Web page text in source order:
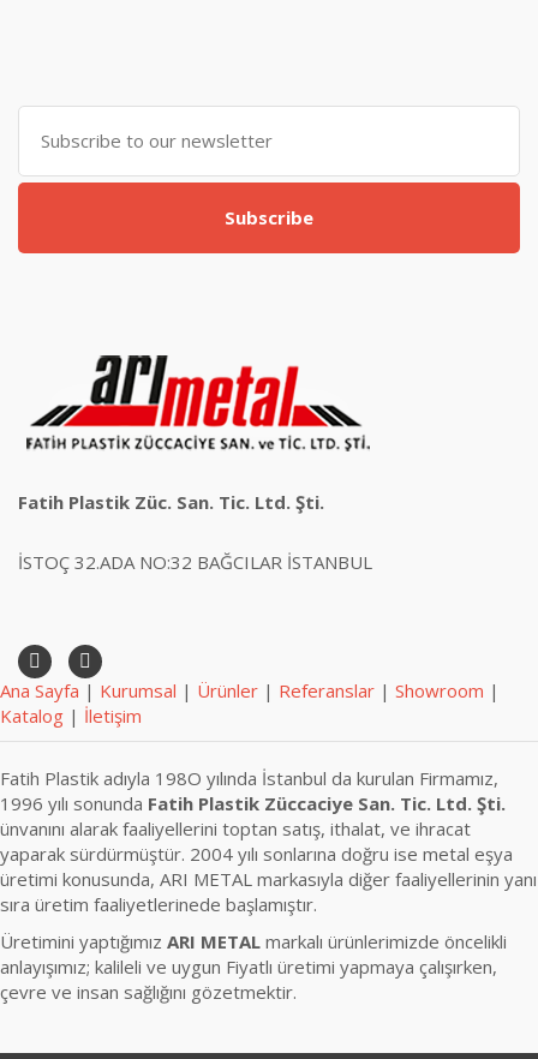
Subscribe
Fatih Plastik Züc. San. Tic. Ltd. Şti.
İSTOÇ 32.ADA NO:32 BAĞCILAR İSTANBUL
Ana Sayfa | Kurumsal | Ürünler | Referanslar | Showroom |
Katalog | İletişim
Fatih Plastik adıyla 198O yılında İstanbul da kurulan Firmamız,
1996 yılı sonunda Fatih Plastik Züccaciye San. Tic. Ltd. Şti.
ünvanını alarak faaliyellerini toptan satış, ithalat, ve ihracat
yaparak sürdürmüştür. 2004 yılı sonlarına doğru ise metal eşya
üretimi konusunda, ARI METAL markasıyla diğer faaliyellerinin yanı
sıra üretim faaliyetlerinede başlamıştır.
Üretimini yaptığımız ARI METAL markalı ürünlerimizde öncelikli
anlayışımız; kalileli ve uygun Fiyatlı üretimi yapmaya çalışırken,
çevre ve insan sağlığını gözetmektir.